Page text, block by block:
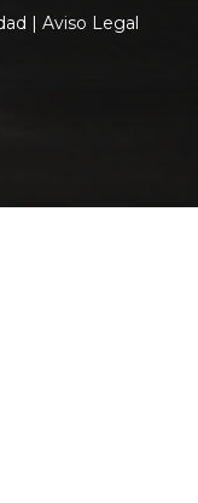
| Aviso Legal